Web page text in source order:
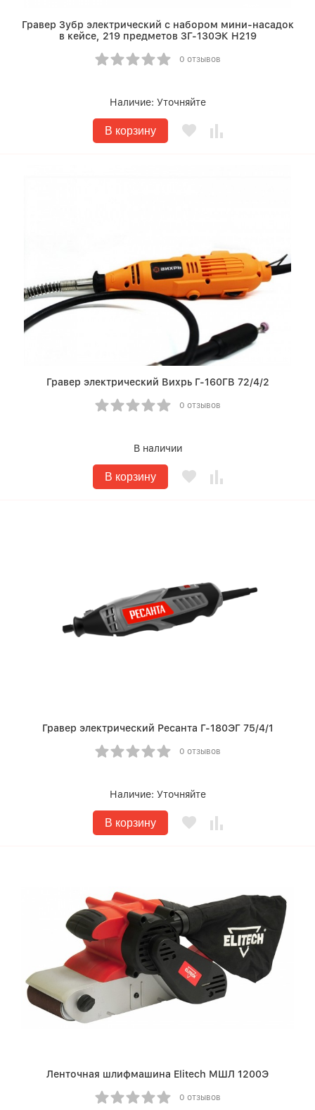
Гравер Зубр электрический с набором мини-насадок
в кейсе, 219 предметов ЗГ-130ЭК H219
0 отзывов
Наличие: Уточняйте
В корзину
Гравер электрический Вихрь Г-160ГВ 72/4/2
0 отзывов
В наличии
В корзину
Гравер электрический Ресанта Г-180ЭГ 75/4/1
0 отзывов
Наличие: Уточняйте
В корзину
Ленточная шлифмашина Elitech МШЛ 1200Э
0 отзывов